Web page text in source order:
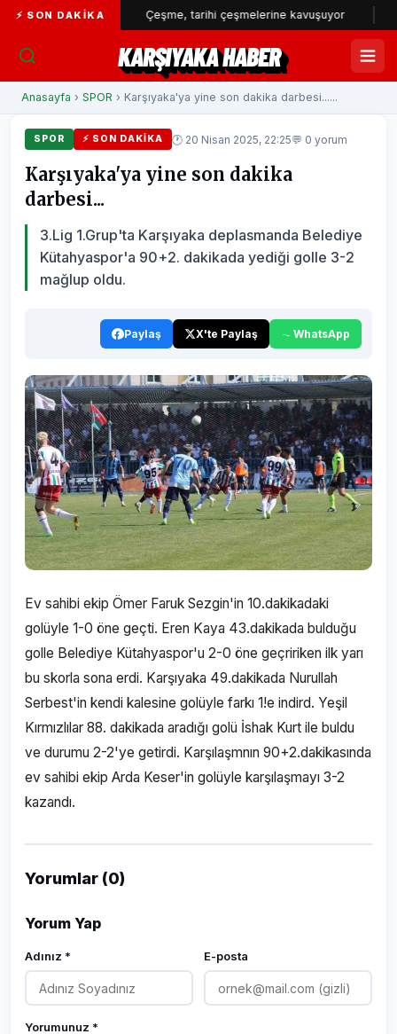
⚡ SON DAKIKAÇeşme, tarihi çeşmelerine kavuşuyor
KARŞIYAKA HABER
Anasayfa › SPOR › Karşıyaka'ya yine son dakika darbesi......
SPOR ⚡ SON DAKIKA 🕐 20 Nisan 2025, 22:25💬 0 yorum
Karşıyaka'ya yine son dakika
darbesi...
3.Lig 1.Grup'ta Karşıyaka deplasmanda Belediye
Kütahyaspor'a 90+2. dakikada yediği golle 3-2
mağlup oldu.
Paylaş X'te Paylaş WhatsApp
Ev sahibi ekip Ömer Faruk Sezgin'in 10.dakikadaki
golüyle 1-0 öne geçti. Eren Kaya 43.dakikada bulduğu
golle Belediye Kütahyaspor'u 2-0 öne geçririken ilk yarı
bu skorla sona erdi. Karşıyaka 49.dakikada Nurullah
Serbest'in kendi kalesine golüyle farkı 1!e indird. Yeşil
Kırmızlılar 88. dakikada aradığı golü İshak Kurt ile buldu
ve durumu 2-2'ye getirdi. Karşılaşmnın 90+2.dakikasında
ev sahibi ekip Arda Keser'in golüyle karşılaşmayı 3-2
kazandı.
Yorumlar (0)
Yorum Yap
Adınız * E-posta
Yorumunuz *